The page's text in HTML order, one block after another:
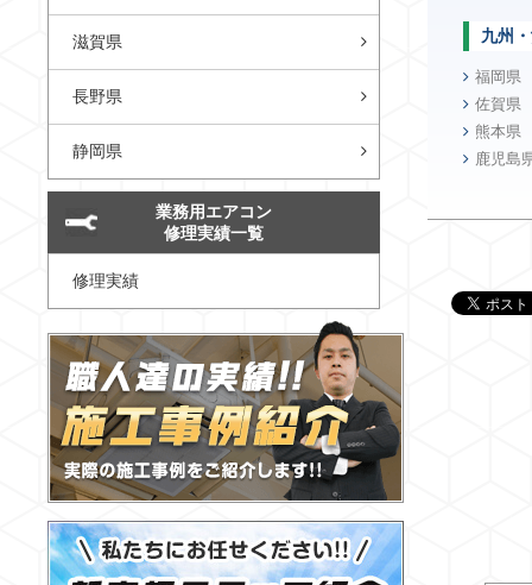
九州
福岡県
佐賀県
熊本県
鹿児島
滋賀県
長野県
静岡県
業務用エアコン
修理実績一覧
修理実績